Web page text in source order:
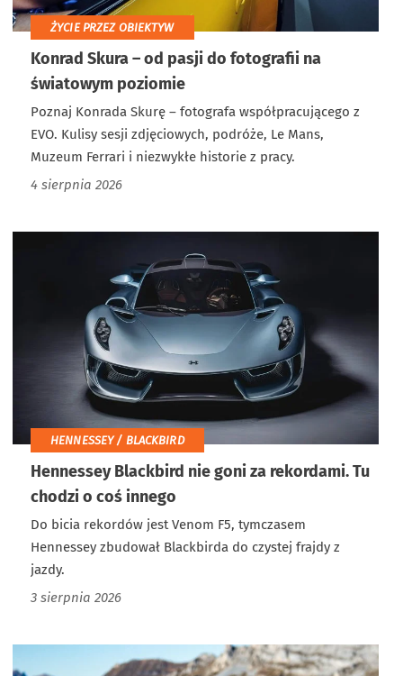
ŻYCIE PRZEZ OBIEKTYW
Konrad Skura – od pasji do fotografii na
światowym poziomie
Poznaj Konrada Skurę – fotografa współpracującego z
EVO. Kulisy sesji zdjęciowych, podróże, Le Mans,
Muzeum Ferrari i niezwykłe historie z pracy.
4 sierpnia 2026
HENNESSEY / BLACKBIRD
Hennessey Blackbird nie goni za rekordami. Tu
chodzi o coś innego
Do bicia rekordów jest Venom F5, tymczasem
Hennessey zbudował Blackbirda do czystej frajdy z
jazdy.
3 sierpnia 2026